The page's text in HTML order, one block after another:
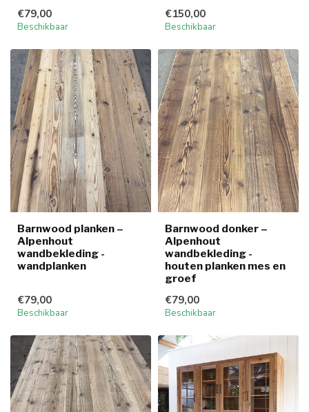
€79,00
Beschikbaar
€150,00
Beschikbaar
Barnwood planken –
Alpenhout
wandbekleding -
wandplanken
€79,00
Beschikbaar
Barnwood donker –
Alpenhout
wandbekleding -
houten planken mes en
groef
€79,00
Beschikbaar